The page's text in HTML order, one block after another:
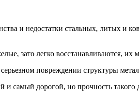
и недостатки стальных, литых и
зато легко восстанавливаются, их
повреждении структуры
самый дорогой, но прочность такого